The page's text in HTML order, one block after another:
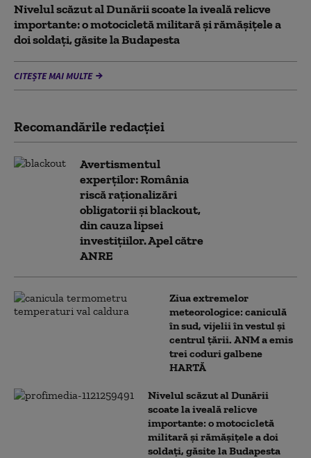
Nivelul scăzut al Dunării scoate la iveală relicve
importante: o motocicletă militară și rămășițele a
doi soldați, găsite la Budapesta
CITEȘTE MAI MULTE
Recomandările redacţiei
Avertismentul
experților: România
riscă raționalizări
obligatorii și blackout,
din cauza lipsei
investițiilor. Apel către
ANRE
Ziua extremelor
meteorologice: caniculă
în sud, vijelii în vestul și
centrul țării. ANM a emis
trei coduri galbene
HARTĂ
Nivelul scăzut al Dunării
scoate la iveală relicve
importante: o motocicletă
militară și rămășițele a doi
soldați, găsite la Budapesta